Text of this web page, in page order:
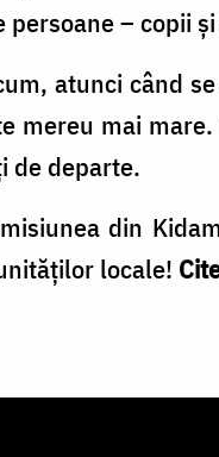
– copii
atunci când
mereu mai
de departe.
din
locale!